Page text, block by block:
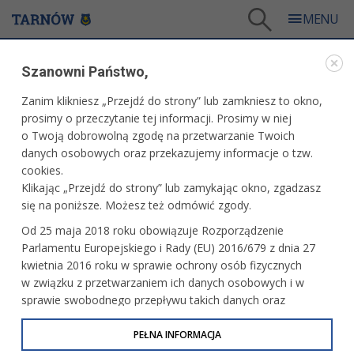
NIERUCHOMOŚCI I BUDOWNICTWO
Sprawami związanymi z nieruchomościami zajmuje
sięWYDZIAŁ GEODEZJI I NIERUCHOMOŚCImieszczący się
w budynku przy ulicy Nowej 3 w Tarnowie.
Dane kontaktowe do osób zajmujących się sprawami
związanymi z nieruchomościami:
tel.: 14 68-82-762, e-mail: w.geodezji@umt.tarnow.pl
Sprawami związanymi z pozwoleniami i zgłoszeniami
Szanowni Państwo,
Zanim klikniesz „Przejdź do strony” lub zamkniesz to okno,
prosimy o przeczytanie tej informacji. Prosimy w niej
o Twoją dobrowolną zgodę na przetwarzanie Twoich
danych osobowych oraz przekazujemy informacje o tzw.
cookies.
Klikając „Przejdź do strony” lub zamykając okno, zgadzasz
się na poniższe. Możesz też odmówić zgody.
Od 25 maja 2018 roku obowiązuje Rozporządzenie
Parlamentu Europejskiego i Rady (EU) 2016/679 z dnia 27
kwietnia 2016 roku w sprawie ochrony osób fizycznych
w związku z przetwarzaniem ich danych osobowych i w
sprawie swobodnego przepływu takich danych oraz
uchylenia dyrektywy 95/46/WE (określane jako RODO, GDPR
lub Ogólne Rozporządzenie o Ochronie Danych
PEŁNA INFORMACJA